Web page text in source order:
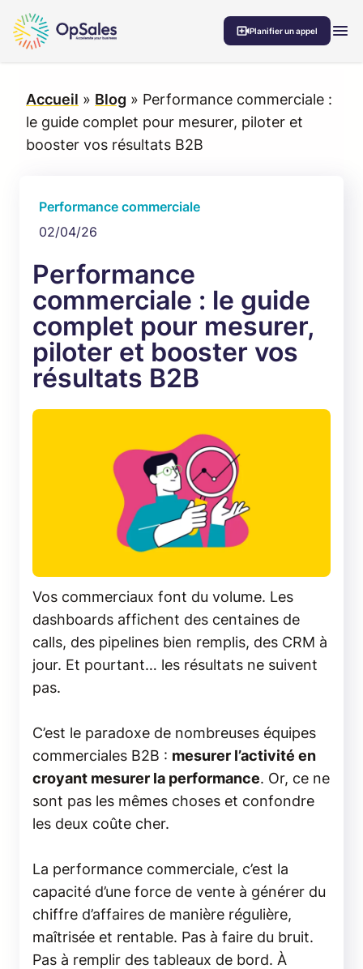
Aller au contenu
Planifier un appel
Accueil » Blog » Performance commerciale :
le guide complet pour mesurer, piloter et
booster vos résultats B2B
Performance commerciale
02/04/26
Performance
commerciale : le guide
complet pour mesurer,
piloter et booster vos
résultats B2B
Vos commerciaux font du volume. Les
dashboards affichent des centaines de
calls, des pipelines bien remplis, des CRM à
jour. Et pourtant… les résultats ne suivent
pas.
C’est le paradoxe de nombreuses équipes
commerciales B2B : mesurer l’activité en
croyant mesurer la performance. Or, ce ne
sont pas les mêmes choses et confondre
les deux coûte cher.
La performance commerciale, c’est la
capacité d’une force de vente à générer du
chiffre d’affaires de manière régulière,
maîtrisée et rentable. Pas à faire du bruit.
Pas à remplir des tableaux de bord. À